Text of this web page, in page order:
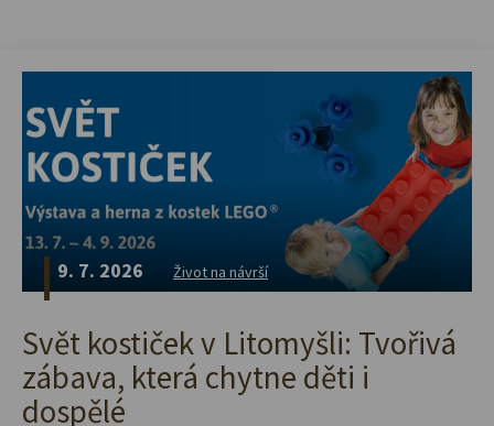
9. 7. 2026 Život na návrší
Svět kostiček v Litomyšli: Tvořivá
zábava, která chytne děti i
dospělé